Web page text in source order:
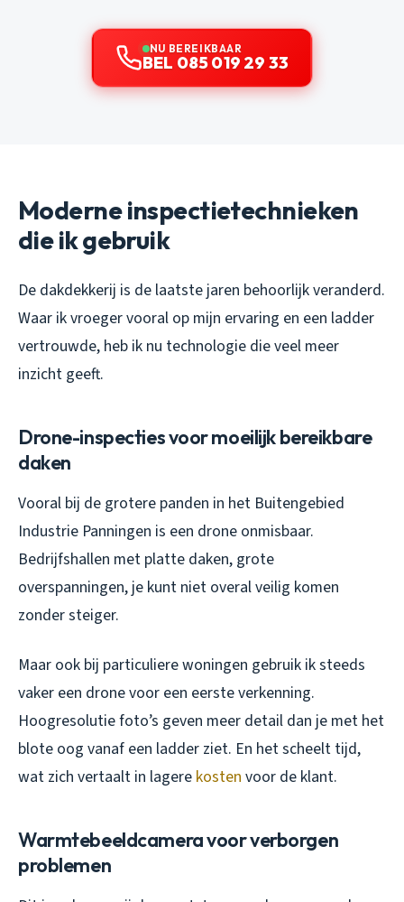
NU BEREIKBAAR
BEL 085 019 29 33
Moderne inspectietechnieken
die ik gebruik
De dakdekkerij is de laatste jaren behoorlijk veranderd.
Waar ik vroeger vooral op mijn ervaring en een ladder
vertrouwde, heb ik nu technologie die veel meer
inzicht geeft.
Drone-inspecties voor moeilijk bereikbare
daken
Vooral bij de grotere panden in het Buitengebied
Industrie Panningen is een drone onmisbaar.
Bedrijfshallen met platte daken, grote
overspanningen, je kunt niet overal veilig komen
zonder steiger.
Maar ook bij particuliere woningen gebruik ik steeds
vaker een drone voor een eerste verkenning.
Hoogresolutie foto’s geven meer detail dan je met het
blote oog vanaf een ladder ziet. En het scheelt tijd,
wat zich vertaalt in lagere kosten voor de klant.
Warmtebeeldcamera voor verborgen
problemen